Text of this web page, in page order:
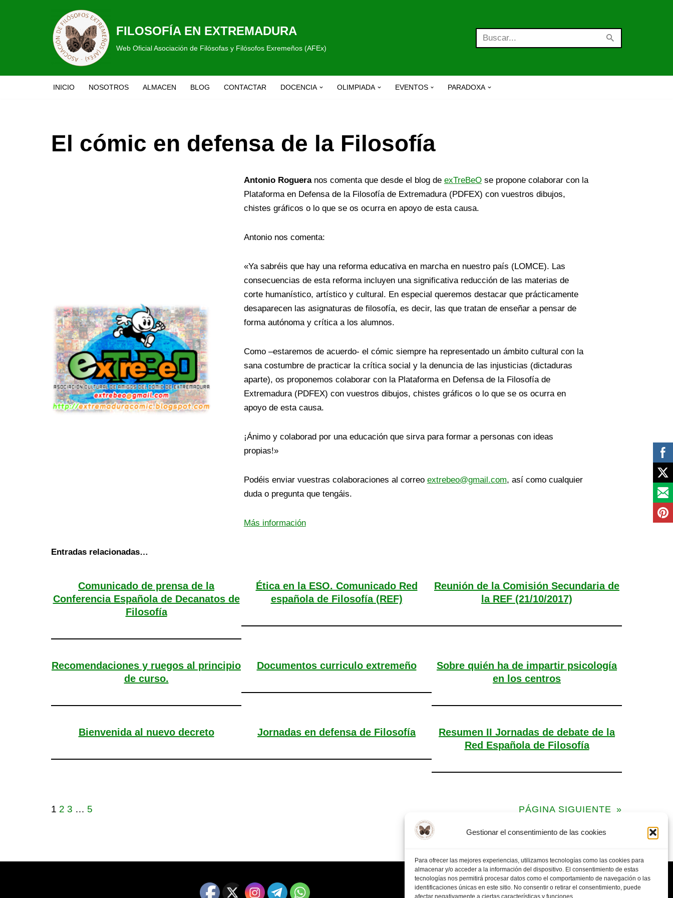
Gestionar el consentimiento de las cookies
Para ofrecer las mejores experiencias, utilizamos tecnologías como las cookies para
almacenar y/o acceder a la información del dispositivo. El consentimiento de estas
tecnologías nos permitirá procesar datos como el comportamiento de navegación o las
identificaciones únicas en este sitio. No consentir o retirar el consentimiento, puede
afectar negativamente a ciertas características y funciones.
FILOSOFÍA EN EXTREMADURA
Web Oficial Asociación de Filósofas y Filósofos Exremeños (AFEx)
INICIO NOSOTROS ALMACEN BLOG CONTACTAR DOCENCIA OLIMPIADA EVENTOS PARADOXA
El cómic en defensa de la Filosofía
Antonio Rogueranos comenta que desde el blog de exTreBeOse propone colaborar con la
Plataforma en Defensa de la Filosofía de Extremadura (PDFEX) con vuestros dibujos,
chistes gráficos o lo que se os ocurra en apoyo de esta causa.
Antonio nos comenta:
«Ya sabréis que hay una reforma educativa en marcha en nuestro país (LOMCE). Las
consecuencias de esta reforma incluyen una significativa reducción de las materias de
corte humanístico, artístico y cultural. En especial queremos destacar que prácticamente
desaparecen las asignaturas de filosofía, es decir, las que tratan de enseñar a pensar de
forma autónoma y crítica a los alumnos.
Como –estaremos de acuerdo- el cómic siempre ha representado un ámbito cultural con la
sana costumbre de practicar la crítica social y la denuncia de las injusticias (dictaduras
aparte), os proponemos colaborar con la Plataforma en Defensa de la Filosofía de
Extremadura (PDFEX) con vuestros dibujos, chistes gráficos o lo que se os ocurra en
apoyo de esta causa.
¡Ánimo y colaborad por una educación que sirva para formar a personas con ideas
propias!»
Podéis enviar vuestras colaboraciones al correo extrebeo@gmail.com, así como cualquier
duda o pregunta que tengáis.
Más información
Entradas relacionadas…
Comunicado de prensa de la
Conferencia Española de Decanatos de
Filosofía
Ética en la ESO. Comunicado Red
española de Filosofía (REF)
Reunión de la Comisión Secundaria de
la REF (21/10/2017)
Recomendaciones y ruegos al principio
de curso.
Documentos curriculo extremeño
Sobre quién ha de impartir psicología
en los centros
Bienvenida al nuevo decreto Jornadas en defensa de Filosofía
Resumen II Jornadas de debate de la
Red Española de Filosofía
1 2 3 … 5 PÁGINA SIGUIENTE »